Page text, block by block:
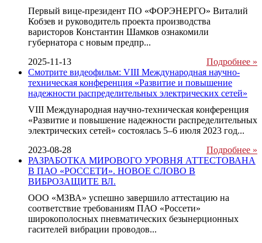
Первый вице-президент ПО «ФОРЭНЕРГО» Виталий
Кобзев и руководитель проекта производства
варисторов Константин Шамков ознакомили
губернатора с новым предпр...
2025-11-13
Подробнее »
Смотрите видеофильм: VIII Международная научно-
техническая конференция «Развитие и повышение
надежности распределительных электрических сетей»
VIII Международная научно-техническая конференция
«Развитие и повышение надежности распределительных
электрических сетей» состоялась 5–6 июля 2023 год...
2023-08-28
Подробнее »
РАЗРАБОТКА МИРОВОГО УРОВНЯ АТТЕСТОВАНА
В ПАО «РОССЕТИ». НОВОЕ СЛОВО В
ВИБРОЗАЩИТЕ ВЛ.
ООО «МЗВА» успешно завершило аттестацию на
соответствие требованиям ПАО «Россети»
широкополосных пневматических безынерционных
гасителей вибрации проводов...